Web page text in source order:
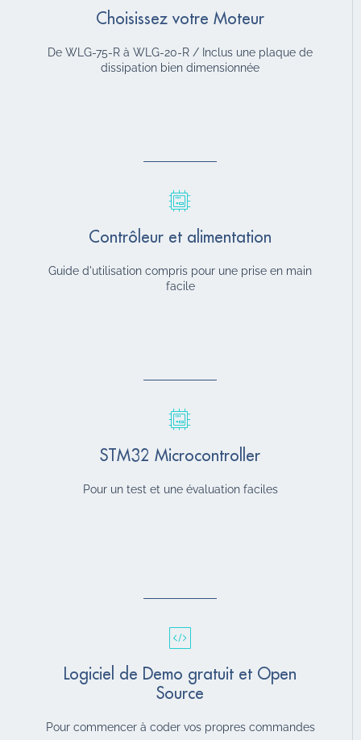
Choisissez votre Moteur
De WLG-75-R à WLG-20-R / Inclus une plaque de
dissipation bien dimensionnée
Contrôleur et alimentation
Guide d'utilisation compris pour une prise en main
facile
STM32 Microcontroller
Pour un test et une évaluation faciles
Logiciel de Demo gratuit et Open
Source
Pour commencer à coder vos propres commandes